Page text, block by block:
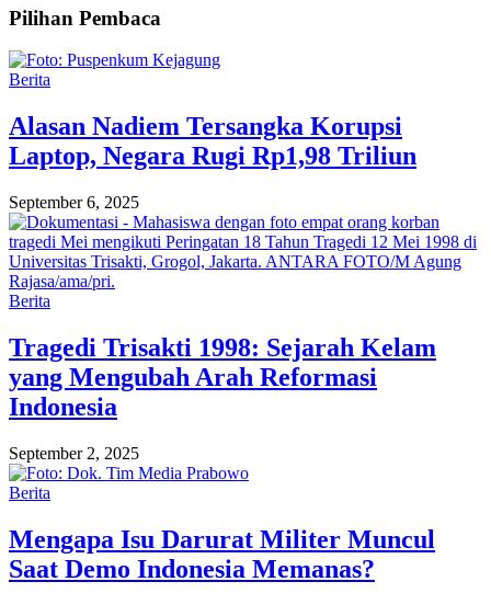
Pilihan Pembaca
Berita
Alasan Nadiem Tersangka Korupsi
Laptop, Negara Rugi Rp1,98 Triliun
September 6, 2025
Berita
Tragedi Trisakti 1998: Sejarah Kelam
yang Mengubah Arah Reformasi
Indonesia
September 2, 2025
Berita
Mengapa Isu Darurat Militer Muncul
Saat Demo Indonesia Memanas?